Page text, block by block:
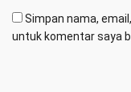
Simpan nama,
untuk komentar saya